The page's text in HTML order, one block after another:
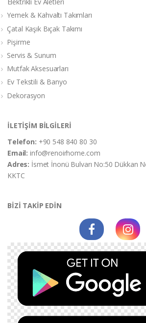
Yemek & Kahvaltı Takımları
Çatal Kaşık Bıçak Takımı
Pişirme
Servis & Sunum
Mutfak Aksesuarları
Ev Tekstili & Banyo
Dekorasyon
İLETİŞİM BİLGİLERİ
Telefon: +90 548 840 80 30
Email:info@renoirhome.com
Adres: İsmet İnonü Bulvarı No:50 Dükkan
KKTC
BİZİ TAKİP EDİN